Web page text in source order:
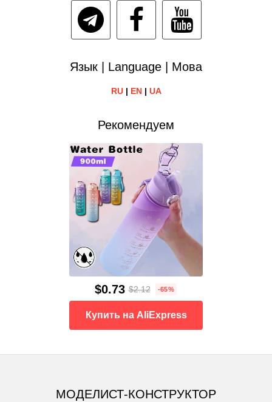
Язык | Language | Мова
RU| EN| UA
Рекомендуем
$0.73 $2.12 -65%
Купить на AliExpress
МОДЕЛИСТ-КОНСТРУКТОР